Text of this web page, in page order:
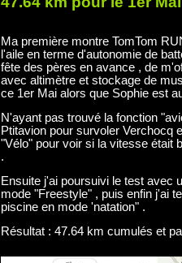
Ma première montre TomTom
l'aile en terme d'autonomie de
fête des pères en avance , de
avec altimètre et stockage de
ce 1er Mai alors que Sophie est
N'ayant pas trouvé la fonction
Ptitavion pour survoler Verchocq
"Vélo" pour voir si la vitesse était
.
Ensuite j'ai poursuivi le test avec
mode "Freestyle" , puis enfin j'ai
piscine en mode 'natation" .
Résultat : 47.64 km cumulés et